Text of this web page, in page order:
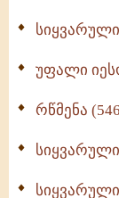
უფალი
რწმენა